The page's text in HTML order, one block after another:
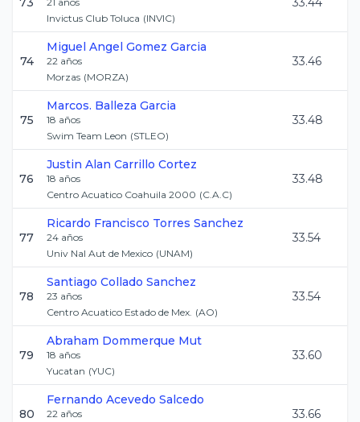
Invictus Club Toluca (INVIC)
74
Miguel Angel Gomez Garcia
22 años
Morzas (MORZA)
33.46
75
Marcos. Balleza Garcia
18 años
Swim Team Leon (STLEO)
33.48
76
Justin Alan Carrillo Cortez
18 años
Centro Acuatico Coahuila 2000 (C.A.C)
33.48
77
Ricardo Francisco Torres Sanchez
24 años
Univ Nal Aut de Mexico (UNAM)
33.54
78
Santiago Collado Sanchez
23 años
Centro Acuatico Estado de Mex. (AO)
33.54
79
Abraham Dommerque Mut
18 años
Yucatan (YUC)
33.60
80
Fernando Acevedo Salcedo
22 años
33.66